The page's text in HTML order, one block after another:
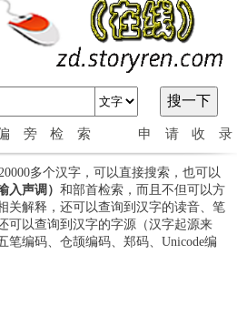
旁检索 申请收录
多个汉字，可以直接搜索，也可以
入声调） 和部首检索，而且不但可以方
关解释，还可以查询到汉字的读音、笔
可以查询到汉字的字源（汉字起源来
笔编码、仓颉编码、郑码、Unicode编